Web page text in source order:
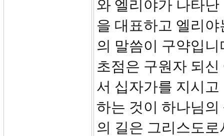
와 엘리야가 나타
을 대표하고 엘리
의 말씀이 구약입
초점은 구원자 되
서 십자가를 지시
하는 것이 하나님
의 길은 그리스도